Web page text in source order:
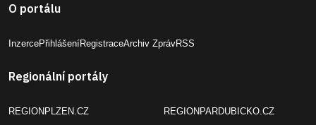
O portálu
InzercePřihlášeníRegistraceArchiv ZprávRSS
Regionální portály
REGIONPLZEN.CZ REGIONPARDUBICKO.CZ